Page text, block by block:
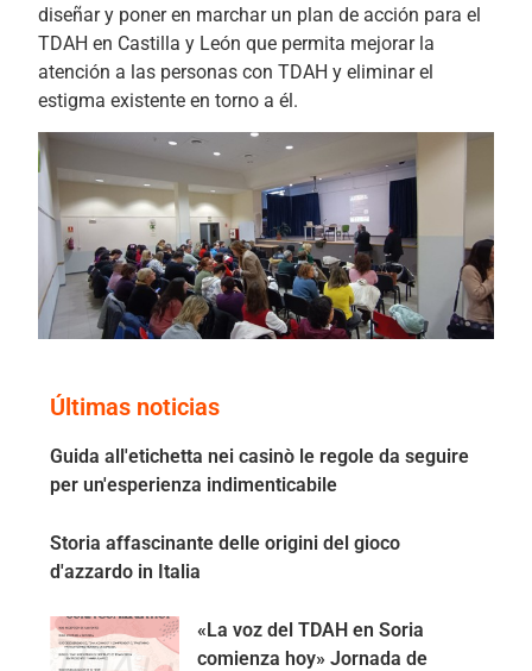
diseñar y poner en marchar un plan de acción para el
TDAH en Castilla y León que permita mejorar la
atención a las personas con TDAH y eliminar el
estigma existente en torno a él.
Últimas noticias
Guida all'etichetta nei casinò le regole da seguire
per un'esperienza indimenticabile
Storia affascinante delle origini del gioco
d'azzardo in Italia
«La voz del TDAH en Soria
comienza hoy» Jornada de